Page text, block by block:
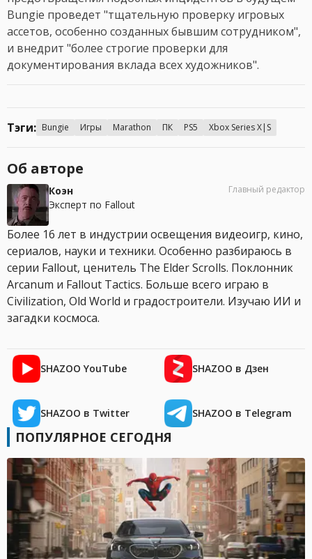
Bungie проведет "тщательную проверку игровых
ассетов, особенно созданных бывшим сотрудником",
и внедрит "более строгие проверки для
документирования вклада всех художников".
Тэги: Bungie Игры Marathon ПК PS5 Xbox Series X|S
Об авторе
Коэн
Эксперт по Fallout
Главный редактор
Более 16 лет в индустрии освещения видеоигр, кино,
сериалов, науки и техники. Особенно разбираюсь в
серии Fallout, ценитель The Elder Scrolls. Поклонник
Arcanum и Fallout Tactics. Больше всего играю в
Civilization, Old World и градостроители. Изучаю ИИ и
загадки космоса.
SHAZOO YouTube SHAZOO в Дзен
SHAZOO в Twitter SHAZOO в Telegram
ПОПУЛЯРНОЕ СЕГОДНЯ